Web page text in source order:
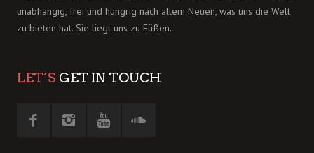
unabhängig, frei und hungrig nach allem Neuen, was uns die Welt
zu bieten hat. Sie liegt uns zu Füßen.
LET´S GET IN TOUCH